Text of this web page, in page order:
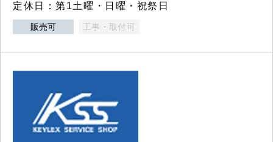
定休日：第1土曜・日曜・祝祭日
販売可 工事・取付可